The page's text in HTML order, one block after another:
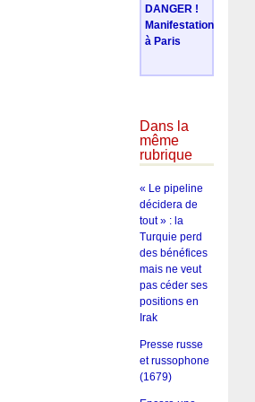
DANGER !
Manifestation
à Paris
Dans la
même
rubrique
« Le pipeline
décidera de
tout » : la
Turquie perd
des bénéfices
mais ne veut
pas céder ses
positions en
Irak
Presse russe
et russophone
(1679)